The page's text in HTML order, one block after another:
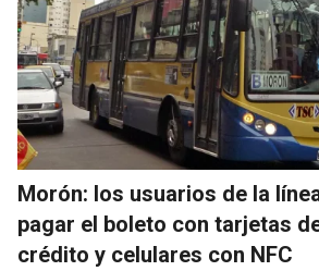
Morón: los usuarios de la
pagar el boleto con tarjetas
crédito y celulares con NFC